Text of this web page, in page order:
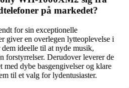
på markedet?
for sin exceptionelle
giver en overlegen lytteoplevelse i
ideelle til at nyde musik,
forstyrrelser. Derudover leverer de
med dybe basgengivelser og klare
til et valg for lydentusiaster.